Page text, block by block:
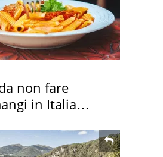
non fare
in Italia